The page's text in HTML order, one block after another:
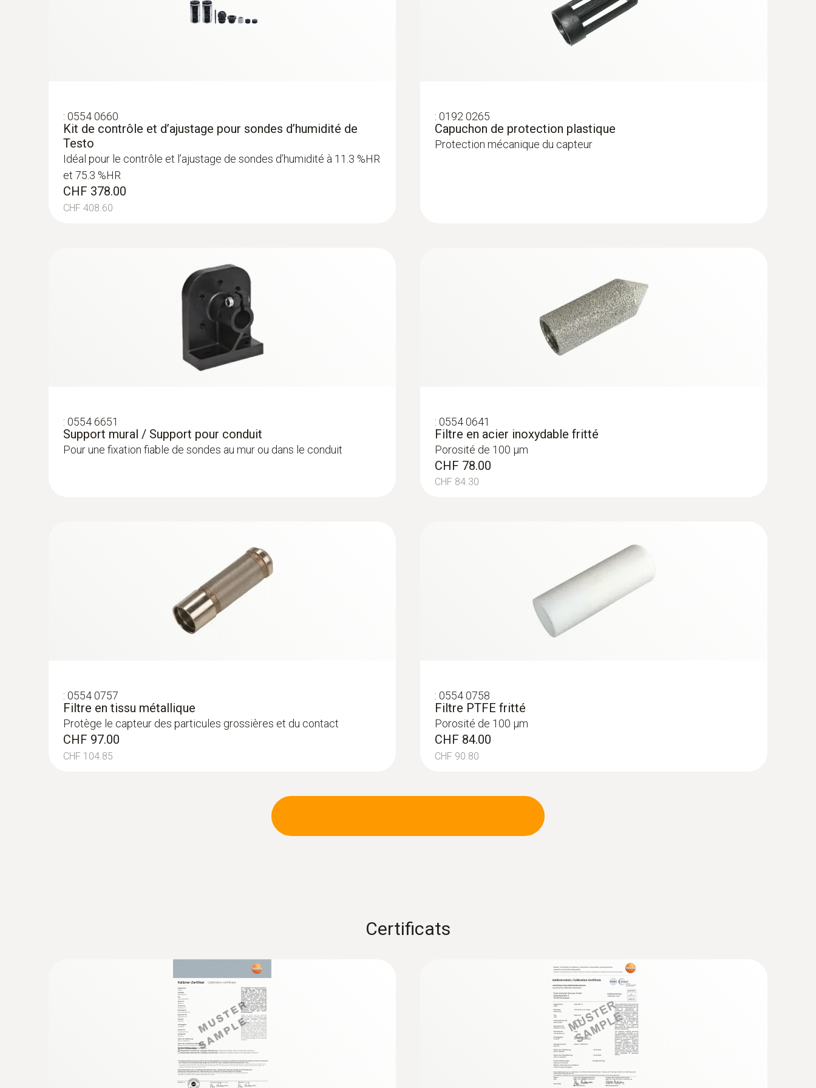
: 0554 0660
Kit de contrôle et d’ajustage pour sondes d’humidité de
Testo
Idéal pour le contrôle et l’ajustage de sondes d’humidité à 11.3 %HR
et 75.3 %HR
CHF 378.00
CHF 408.60
: 0192 0265
Capuchon de protection plastique
Protection mécanique du capteur
: 0554 6651
Support mural / Support pour conduit
Pour une fixation fiable de sondes au mur ou dans le conduit
: 0554 0641
Filtre en acier inoxydable fritté
Porosité de 100 µm
CHF 78.00
CHF 84.30
: 0554 0757
Filtre en tissu métallique
Protège le capteur des particules grossières et du contact
CHF 97.00
CHF 104.85
: 0554 0758
Filtre PTFE fritté
Porosité de 100 µm
CHF 84.00
CHF 90.80
Certificats